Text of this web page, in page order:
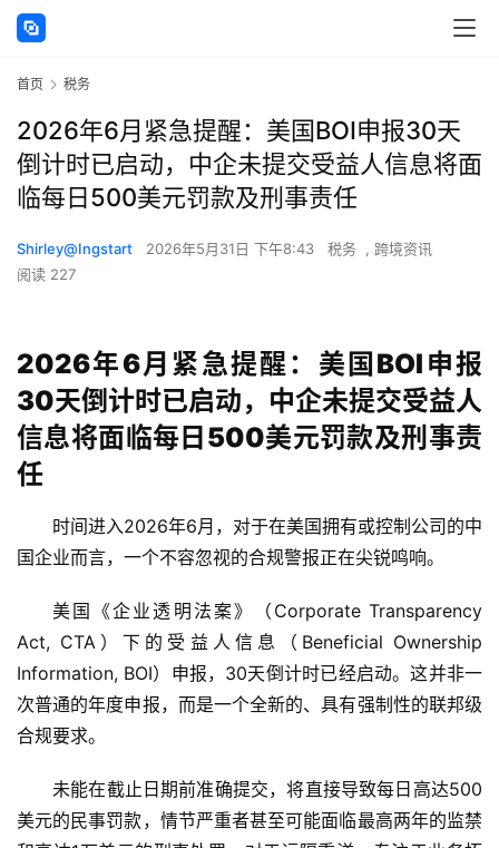
首页 税务
2026年6月紧急提醒：美国BOI申报30天
倒计时已启动，中企未提交受益人信息将面
临每日500美元罚款及刑事责任
Shirley@Ingstart 2026年5月31日 下午8:43 税务 , 跨境资讯
阅读 227
2026年6月紧急提醒：美国BOI申报
30天倒计时已启动，中企未提交受益人
信息将面临每日500美元罚款及刑事责
任
时间进入2026年6月，对于在美国拥有或控制公司的中
国企业而言，一个不容忽视的合规警报正在尖锐鸣响。
美国《企业透明法案》（Corporate Transparency
Act, CTA）下的受益人信息（Beneficial Ownership
Information, BOI）申报， 30天倒计时已经启动。这并非一
次普通的年度申报，而是一个全新的、具有强制性的联邦级
合规要求。
未能在截止日期前准确提交，将直接导致每日高达500
美元的民事罚款，情节严重者甚至可能面临最高两年的监禁